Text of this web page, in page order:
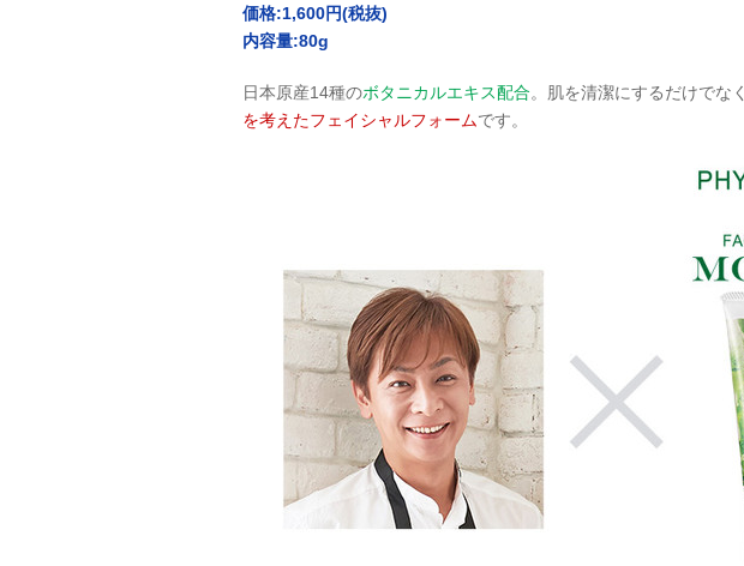
価格:1,600円(税抜)
内容量:80g
日本原産14種のボタニカルエキス配合。肌を清潔にするだけでなく
を考えたフェイシャルフォームです。